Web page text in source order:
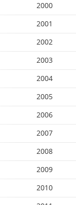
2000
2001
2002
2003
2004
2005
2006
2007
2008
2009
2010